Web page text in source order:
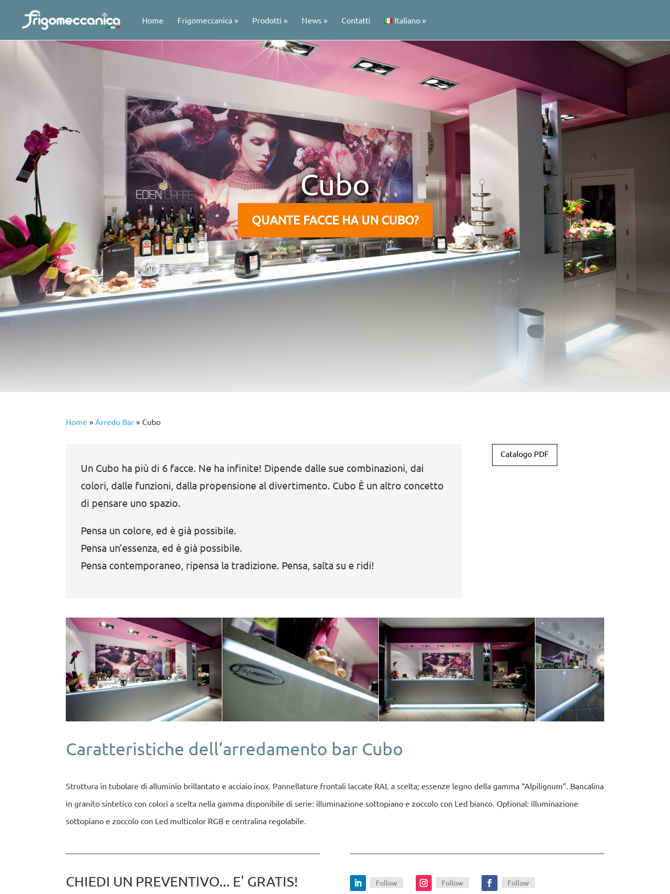
Home Frigomeccanica Prodotti News Contatti Italiano
Cubo
QUANTE FACCE HA UN CUBO?
Home » Arredo Bar » Cubo
Un Cubo ha più di 6 facce. Ne ha infinite! Dipende dalle sue combinazioni, dai
colori, dalle funzioni, dalla propensione al divertimento. Cubo È un altro concetto
di pensare uno spazio.
Pensa un colore, ed è già possibile.
Pensa un’essenza, ed è già possibile.
Pensa contemporaneo, ripensa la tradizione. Pensa, salta su e ridi!
Catalogo PDF
Caratteristiche dell’arredamento bar Cubo
Struttura in tubolare di alluminio brillantato e acciaio inox. Pannellature frontali laccate RAL a scelta; essenze legno della gamma “Alpilignum”. Bancalina
in granito sintetico con colori a scelta nella gamma disponibile di serie: illuminazione sottopiano e zoccolo con Led bianco. Optional: illuminazione
sottopiano e zoccolo con Led multicolor RGB e centralina regolabile.
CHIEDI UN PREVENTIVO... E' GRATIS! Follow Follow Follow